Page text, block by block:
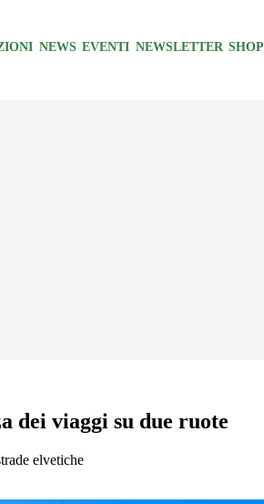
NEWS EVENTI NEWSLETTER SHOP
dei viaggi su due ruote
elvetiche